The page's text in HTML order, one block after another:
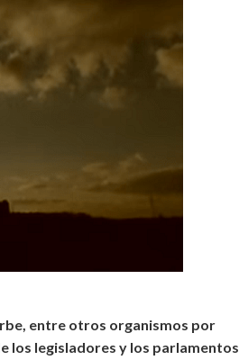
entre otros organismos por
los legisladores y los parlamentos